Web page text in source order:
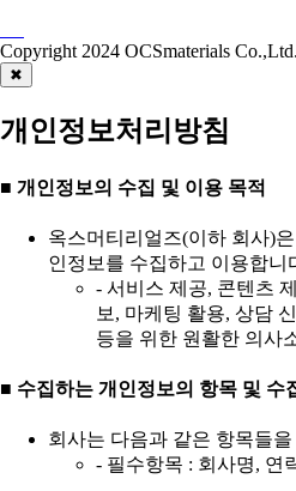
Copyright 2024 OCSmaterials Co.,Ltd.
✖
개인정보처리방침
■ 개인정보의 수집 및 이용 목적
옥스머티리얼즈(이하 회사)
인정보를 수집하고 이용합니
- 서비스 제공, 콘텐츠
보, 마케팅 활용, 상담
등을 위한 원활한 의사
■ 수집하는 개인정보의 항목 및 수
회사는 다음과 같은 항목들
- 필수항목 : 회사명, 연